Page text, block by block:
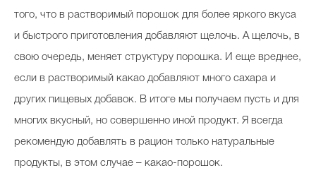
того, что в растворимый порошок для более яркого вкуса
и быстрого приготовления добавляют щелочь. А щелочь, в
свою очередь, меняет структуру порошка. И еще вреднее,
если в растворимый какао добавляют много сахара и
других пищевых добавок. В итоге мы получаем пусть и для
многих вкусный, но совершенно иной продукт. Я всегда
рекомендую добавлять в рацион только натуральные
продукты, в этом случае – какао-порошок.